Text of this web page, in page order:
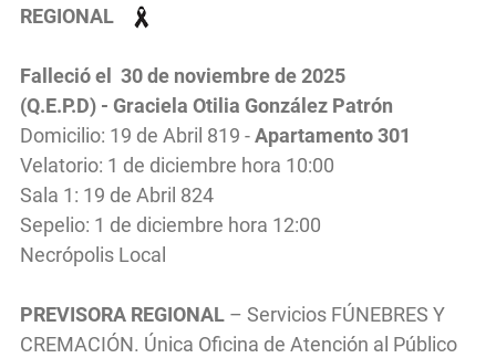
REGIONAL
Falleció el 30 de noviembre de 2025
(Q.E.P.D) - Graciela Otilia González Patrón
Domicilio: 19 de Abril 819 -Apartamento 301
Velatorio: 1 de diciembre hora 10:00
Sala 1: 19 de Abril 824
Sepelio: 1 de diciembre hora 12:00
Necrópolis Local
PREVISORA REGIONAL – Servicios FÚNEBRES Y
CREMACIÓN. Única Oficina de Atención al Público